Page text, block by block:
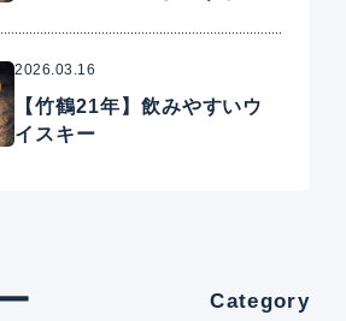
2026.03.16
【竹鶴21年】飲みやすいウ
イスキー
Category